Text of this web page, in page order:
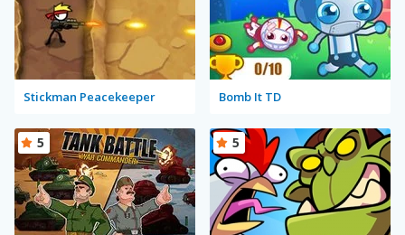
Stickman Peacekeeper Bomb It TD
5 5